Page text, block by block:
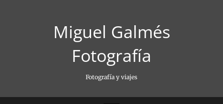
Miguel Galmés
Fotografía
Fotografía y viajes